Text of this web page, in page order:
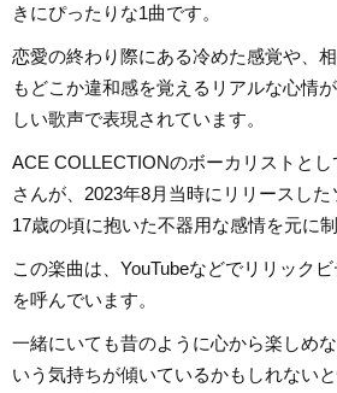
きにぴったりな1曲です。
恋愛の終わり際にある冷めた感覚や、
もどこか違和感を覚えるリアルな心情
しい歌声で表現されています。
ACE COLLECTIONのボーカリストと
さんが、2023年8月当時にリリースし
17歳の頃に抱いた不器用な感情を元に
この楽曲は、YouTubeなどでリリック
を呼んでいます。
一緒にいても昔のように心から楽しめ
いう気持ちが傾いているかもしれない